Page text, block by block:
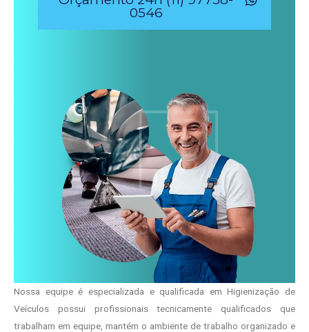
0546
Nossa equipe é especializada e qualificada em Higienização de
Veículos possui profissionais tecnicamente qualificados que
trabalham em equipe, mantém o ambiente de trabalho organizado e